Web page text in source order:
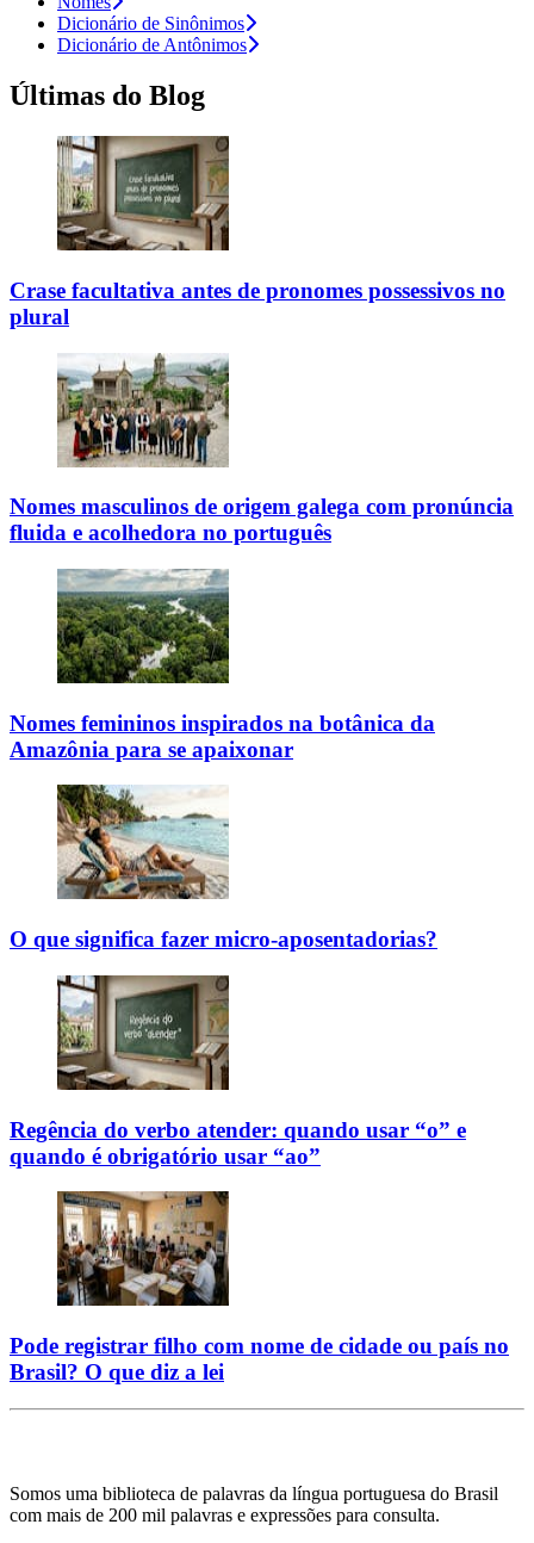
Dicionário de Sinônimos
Dicionário de Antônimos
Últimas do Blog
Crase facultativa antes de pronomes possessivos no
plural
Nomes masculinos de origem galega com pronúncia
fluida e acolhedora no português
Nomes femininos inspirados na botânica da
Amazônia para se apaixonar
O que significa fazer micro-aposentadorias?
Regência do verbo atender: quando usar “o” e
quando é obrigatório usar “ao”
Pode registrar filho com nome de cidade ou país no
Brasil? O que diz a lei
Somos uma biblioteca de palavras da língua portuguesa do Brasil
com mais de 200 mil palavras e expressões para consulta.